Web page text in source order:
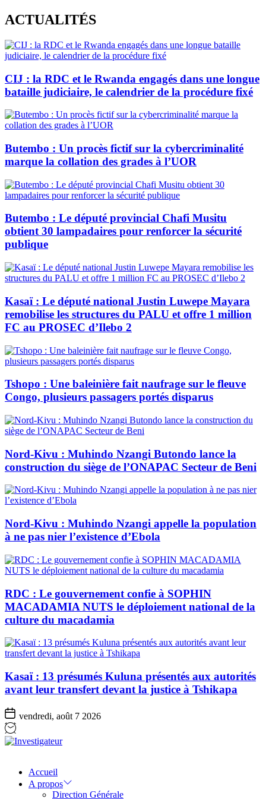
Skip
to
content
ACTUALITÉS
CIJ : la RDC et le Rwanda engagés dans une longue
bataille judiciaire, le calendrier de la procédure fixé
Butembo : Un procès fictif sur la cybercriminalité
marque la collation des grades à l’UOR
Butembo : Le député provincial Chafi Musitu
obtient 30 lampadaires pour renforcer la sécurité
publique
Kasaï : Le député national Justin Luwepe Mayara
remobilise les structures du PALU et offre 1 million
FC au PROSEC d’Ilebo 2
Tshopo : Une baleinière fait naufrage sur le fleuve
Congo, plusieurs passagers portés disparus
Nord-Kivu : Muhindo Nzangi Butondo lance la
construction du siège de l’ONAPAC Secteur de Beni
Nord-Kivu : Muhindo Nzangi appelle la population
à ne pas nier l’existence d’Ebola
RDC : Le gouvernement confie à SOPHIN
MACADAMIA NUTS le déploiement national de la
culture du macadamia
Kasaï : 13 présumés Kuluna présentés aux autorités
avant leur transfert devant la justice à Tshikapa
vendredi, août 7 2026
Accueil
A propos
Direction Générale